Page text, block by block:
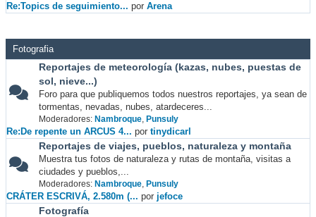
Re:Topics de seguimiento... por Arena
Fotografia
Reportajes de meteorología (kazas, nubes, puestas de
sol, nieve...)
Foro para que publiquemos todos nuestros reportajes, ya sean de
tormentas, nevadas, nubes, atardeceres...
Moderadores: Nambroque, Punsuly
Re:De repente un ARCUS 4... por tinydicarl
Reportajes de viajes, pueblos, naturaleza y montaña
Muestra tus fotos de naturaleza y rutas de montaña, visitas a
ciudades y pueblos,...
Moderadores: Nambroque, Punsuly
CRÁTER ESCRIVÁ, 2.580m (... por jefoce
Fotografía